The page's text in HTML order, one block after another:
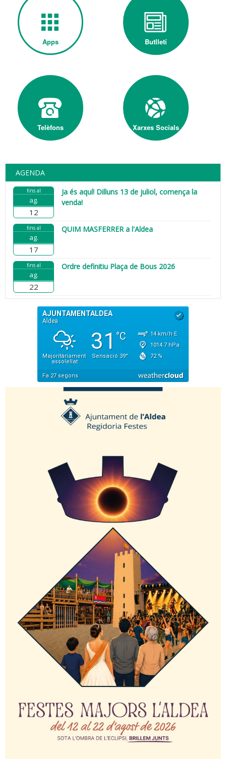
Apps Butlletí
Telèfons Xarxes Socials
AGENDA
fins al
ag.
12
Ja és aquí! Dilluns 13 de juliol, comença la
venda!
fins al
ag.
17
QUIM MASFERRER a l'Aldea
fins al
ag.
22
Ordre definitiu Plaça de Bous 2026